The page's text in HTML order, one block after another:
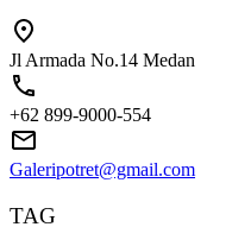
Jl Armada No.14 Medan
+62 899-9000-554
Galeripotret@gmail.com
TAG